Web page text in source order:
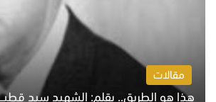
مقالات
هذا هو الطريق.. بقلم: الشهيد سيد